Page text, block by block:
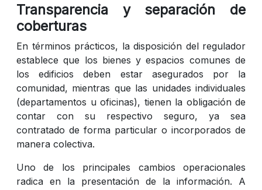
Transparencia y separación de
coberturas
En términos prácticos, la disposición del regulador
establece que los bienes y espacios comunes de
los edificios deben estar asegurados por la
comunidad, mientras que las unidades individuales
(departamentos u oficinas), tienen la obligación de
contar con su respectivo seguro, ya sea
contratado de forma particular o incorporados de
manera colectiva.
Uno de los principales cambios operacionales
radica en la presentación de la información. A